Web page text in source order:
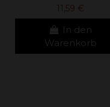
11,59 €
In den
Warenkorb